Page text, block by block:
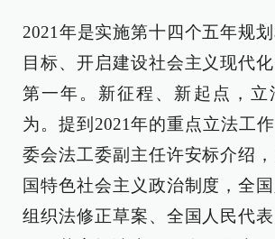
2021年是实施第十四个五年规
目标、开启建设社会主义现代
第一年。新征程、新起点，立
为。提到2021年的重点立法工
委会法工委副主任许安标介绍
国特色社会主义政治制度，全
组织法修正草案、全国人民代